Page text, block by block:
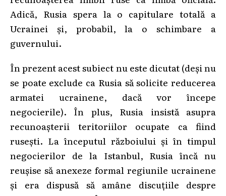
Adică, Rusia spera la o capitulare totală a
Ucrainei și, probabil, la o schimbare a
guvernului.
În prezent acest subiect nu este dicutat (deși nu
se poate exclude ca Rusia să solicite reducerea
armatei ucrainene, dacă vor începe
negocierile). În plus, Rusia insistă asupra
recunoașterii teritoriilor ocupate ca fiind
rusești. La începutul războiului și în timpul
negocierilor de la Istanbul, Rusia încă nu
reușise să anexeze formal regiunile ucrainene
și era dispusă să amâne discuțiile despre